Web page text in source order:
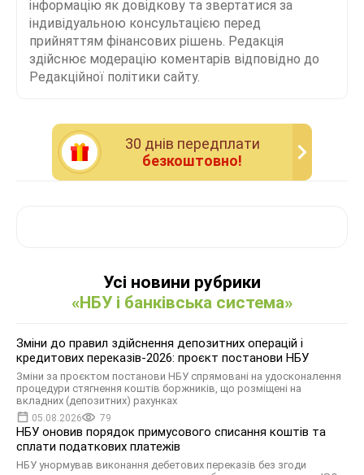
інформацію як довідкову та звертатися за
індивідуальною консультацією перед
прийняттям фінансових рішень. Редакція
здійснює модерацію коментарів відповідно до
Редакційної політики сайту.
30 днiв передплати
безкоштовно!
Усі новини рубрики
«НБУ і банківська система»
Зміни до правил здійснення депозитних операцій і
кредитових переказів-2026: проєкт постанови НБУ
Зміни за проєктом постанови НБУ спрямовані на удосконалення
процедури стягнення коштів боржників, що розміщені на
вкладних (депозитних) рахунках
05.08.2026 79
НБУ оновив порядок примусового списання коштів та
сплати податкових платежів
НБУ унормував виконання дебетових переказів без згоди